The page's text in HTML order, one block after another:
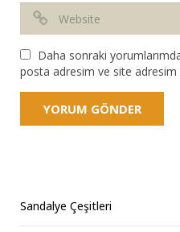
Daha sonraki
posta adresim ve site adresim
Sandalye Çeşitleri